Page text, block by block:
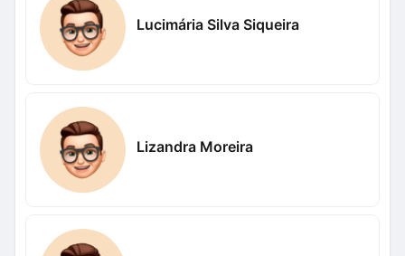
Lucimária Silva Siqueira
Lizandra Moreira